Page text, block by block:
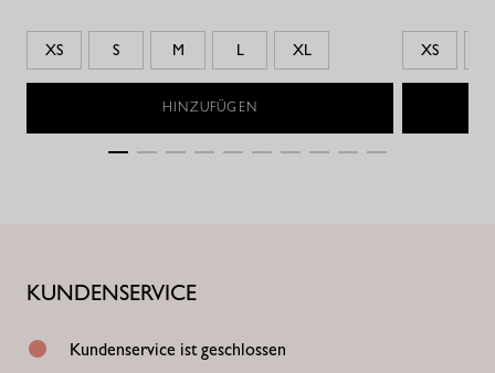
XS S M L XL
HINZUFÜGEN
XS
KUNDENSERVICE
Kundenservice ist geschlossen